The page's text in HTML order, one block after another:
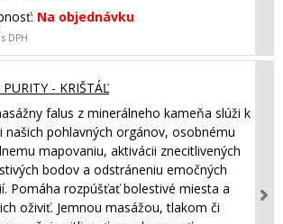
Na objednávku
s DPH
PURITY - KRIŠTÁĽ
falus z minerálneho kameňa slúži k
našich pohlavných orgánov, osobnému
mapovaniu, aktivácii znecitlivených
bodov a odstráneniu emočných
Pomáha rozpúšťať bolestivé miesta a
oživiť. Jemnou masážou, tlakom či